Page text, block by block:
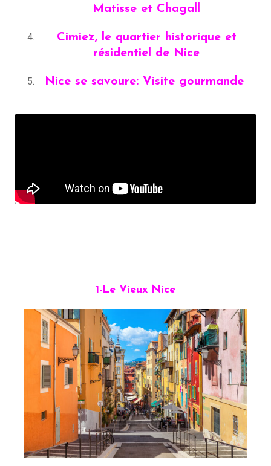
Matisse et Chagall
Cimiez, le quartier historique et
résidentiel de Nice
Nice se savoure: Visite gourmande
1-Le Vieux Nice